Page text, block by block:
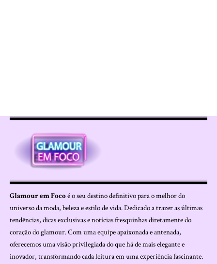
Glamour em Focoé o seu destino definitivo para o melhor do
universo da moda, beleza e estilo de vida. Dedicado a trazer as últimas
tendências, dicas exclusivas e notícias fresquinhas diretamente do
coração do glamour. Com uma equipe apaixonada e antenada,
oferecemos uma visão privilegiada do que há de mais elegante e
inovador, transformando cada leitura em uma experiência fascinante.